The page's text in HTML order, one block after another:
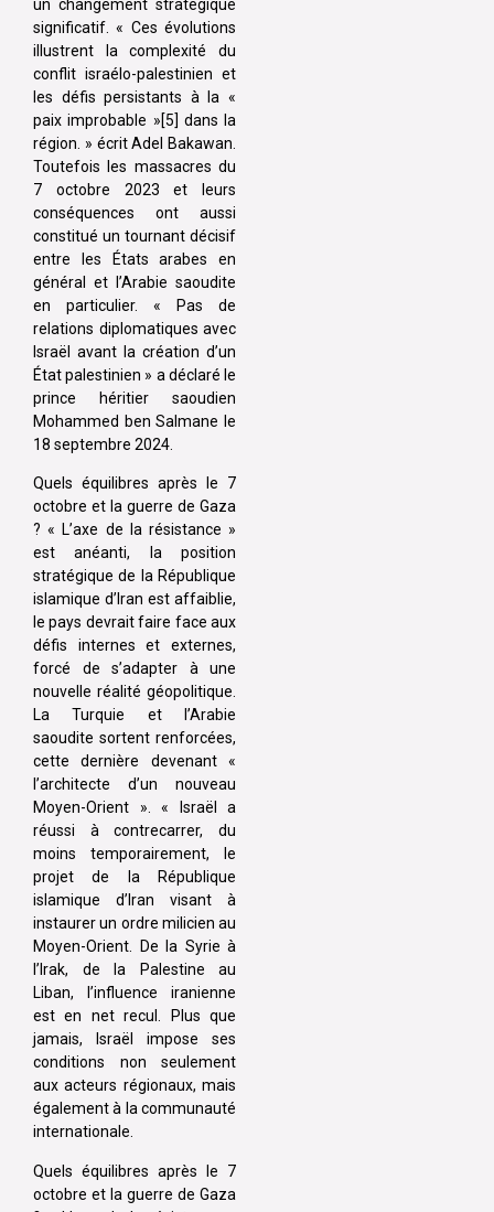
un changement stratégique
significatif. « Ces évolutions
illustrent la complexité du
conflit israélo-palestinien et
les défis persistants à la «
paix improbable »[5] dans la
région. » écrit Adel Bakawan.
Toutefois les massacres du
7 octobre 2023 et leurs
conséquences ont aussi
constitué un tournant décisif
entre les États arabes en
général et l’Arabie saoudite
en particulier. « Pas de
relations diplomatiques avec
Israël avant la création d’un
État palestinien » a déclaré le
prince héritier saoudien
Mohammed ben Salmane le
18 septembre 2024.
Quels équilibres après le 7
octobre et la guerre de Gaza
? « L’axe de la résistance »
est anéanti, la position
stratégique de la République
islamique d’Iran est affaiblie,
le pays devrait faire face aux
défis internes et externes,
forcé de s’adapter à une
nouvelle réalité géopolitique.
La Turquie et l’Arabie
saoudite sortent renforcées,
cette dernière devenant «
l’architecte d’un nouveau
Moyen-Orient ». « Israël a
réussi à contrecarrer, du
moins temporairement, le
projet de la République
islamique d’Iran visant à
instaurer un ordre milicien au
Moyen-Orient. De la Syrie à
l’Irak, de la Palestine au
Liban, l’influence iranienne
est en net recul. Plus que
jamais, Israël impose ses
conditions non seulement
aux acteurs régionaux, mais
également à la communauté
internationale.
Quels équilibres après le 7
octobre et la guerre de Gaza